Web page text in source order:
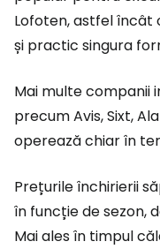
Lofoten, astfel încât
și practic singura
Mai multe companii
precum Avis, Sixt,
operează chiar în
Prețurile închirierii
în funcție de sezon,
Mai ales în timpul